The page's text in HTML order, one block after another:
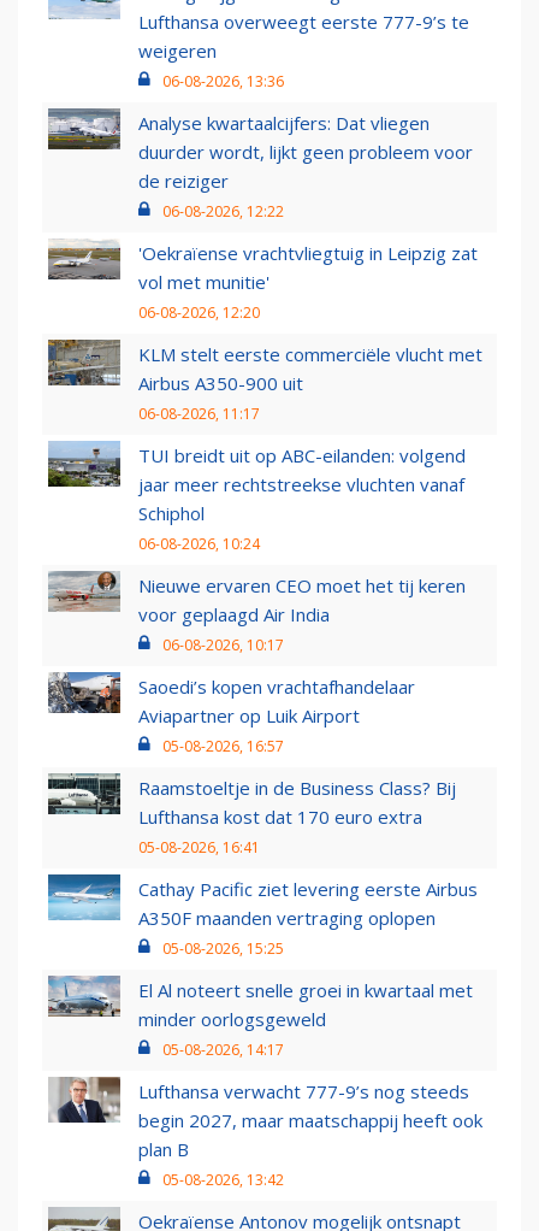
Lufthansa overweegt eerste 777-9’s te
weigeren
06-08-2026, 13:36
Analyse kwartaalcijfers: Dat vliegen
duurder wordt, lijkt geen probleem voor
de reiziger
06-08-2026, 12:22
'Oekraïense vrachtvliegtuig in Leipzig zat
vol met munitie'
06-08-2026, 12:20
KLM stelt eerste commerciële vlucht met
Airbus A350-900 uit
06-08-2026, 11:17
TUI breidt uit op ABC-eilanden: volgend
jaar meer rechtstreekse vluchten vanaf
Schiphol
06-08-2026, 10:24
Nieuwe ervaren CEO moet het tij keren
voor geplaagd Air India
06-08-2026, 10:17
Saoedi’s kopen vrachtafhandelaar
Aviapartner op Luik Airport
05-08-2026, 16:57
Raamstoeltje in de Business Class? Bij
Lufthansa kost dat 170 euro extra
05-08-2026, 16:41
Cathay Pacific ziet levering eerste Airbus
A350F maanden vertraging oplopen
05-08-2026, 15:25
El Al noteert snelle groei in kwartaal met
minder oorlogsgeweld
05-08-2026, 14:17
Lufthansa verwacht 777-9’s nog steeds
begin 2027, maar maatschappij heeft ook
plan B
05-08-2026, 13:42
Oekraïense Antonov mogelijk ontsnapt